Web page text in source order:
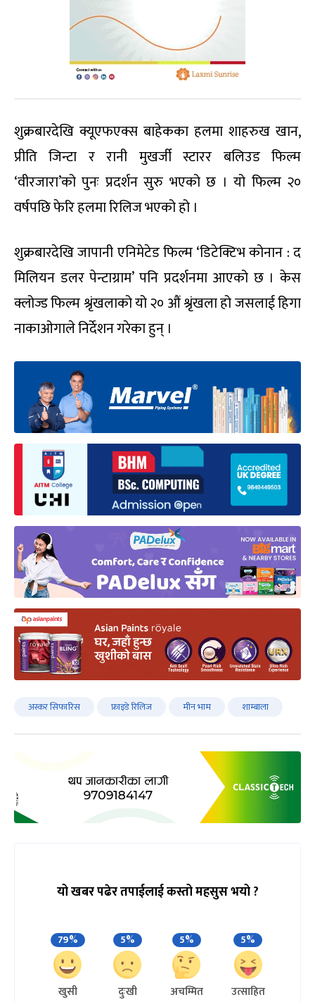
शुक्रबारदेखि क्यूएफएक्स बाहेकका हलमा शाहरुख खान,
प्रीति जिन्टा र रानी मुखर्जी स्टारर बलिउड फिल्म
‘वीरजारा’को पुनः प्रदर्शन सुरु भएको छ । यो फिल्म २०
वर्षपछि फेरि हलमा रिलिज भएको हो ।
शुक्रबारदेखि जापानी एनिमेटेड फिल्म ‘डिटेक्टिभ कोनान : द
मिलियन डलर पेन्टाग्राम’ पनि प्रदर्शनमा आएको छ । केस
क्लोज्ड फिल्म श्रृंखलाको यो २० औं श्रृंखला हो जसलाई हिगा
नाकाओगाले निर्देशन गरेका हुन् ।
अस्कर सिफारिस फ्राइडे रिलिज मीन भाम शाम्बाला
यो खबर पढेर तपाईलाई कस्तो महसुस भयो ?
79%
खुसी
5%
दुःखी
5%
अचम्मित
5%
उत्साहित